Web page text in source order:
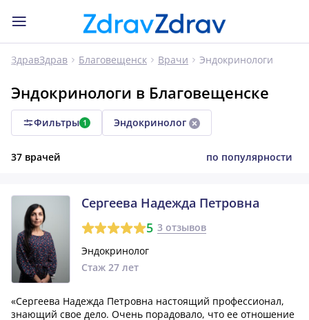
ЗдравЗдрав Благовещенск Врачи Эндокринологи
Эндокринологи в Благовещенске
Фильтры 1 Эндокринолог
37 врачей по популярности
Сергеева Надежда Петровна
5 3 отзывов
Эндокринолог
Стаж 27 лет
«Сергеева Надежда Петровна настоящий профессионал,
знающий свое дело. Очень порадовало, что ее отношение